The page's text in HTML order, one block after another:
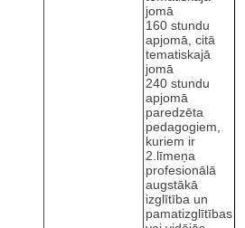
jomā
160 stundu
apjomā, citā
tematiskajā
jomā
240 stundu
apjomā
paredzēta
pedagogiem,
kuriem ir
2.līmeņa
profesionālā
augstākā
izglītība un
pamatizglītības